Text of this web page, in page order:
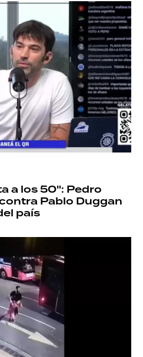
a los 50": Pedro
Pablo Duggan
país